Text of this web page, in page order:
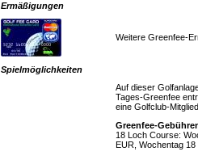
Ermäßigungen
Weitere Greenfee-
Spielmöglichkeiten
Auf dieser
Tages-Greenfee
eine Golfclub-
Greenfee-
18 Loch Course:
EUR, Wochentag